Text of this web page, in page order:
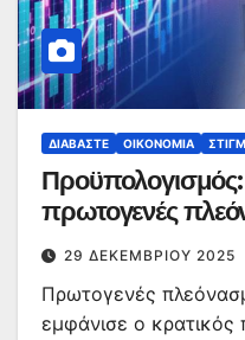
ΔΙΑΒΆΣΤΕ ΟΙΚΟΝΟΜΊΑ
πρωτογενές
29 ΔΕΚΕΜΒΡΊΟΥ 2025
Πρωτογενές
εμφάνισε ο